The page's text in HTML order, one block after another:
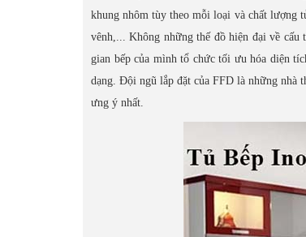
khung nhôm tùy theo mỗi loại và chất lượng
vênh,... Không những thế đồ hiện đại về
gian bếp của mình tổ chức tối ưu hóa diện
dạng. Đội ngũ lắp đặt của FFD là những nhà
ưng ý nhất.